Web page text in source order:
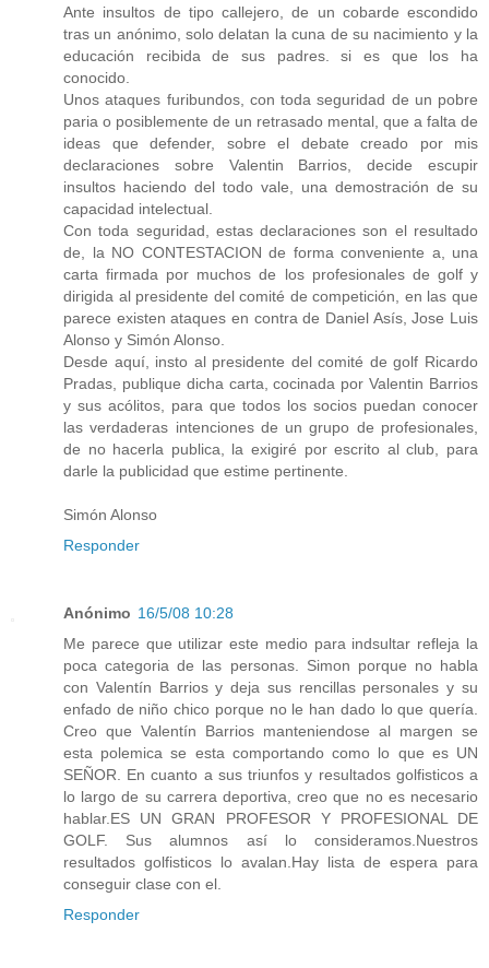
Ante insultos de tipo callejero, de un cobarde escondido
tras un anónimo, solo delatan la cuna de su nacimiento y la
educación recibida de sus padres. si es que los ha
conocido.
Unos ataques furibundos, con toda seguridad de un pobre
paria o posiblemente de un retrasado mental, que a falta de
ideas que defender, sobre el debate creado por mis
declaraciones sobre Valentin Barrios, decide escupir
insultos haciendo del todo vale, una demostración de su
capacidad intelectual.
Con toda seguridad, estas declaraciones son el resultado
de, la NO CONTESTACION de forma conveniente a, una
carta firmada por muchos de los profesionales de golf y
dirigida al presidente del comité de competición, en las que
parece existen ataques en contra de Daniel Asís, Jose Luis
Alonso y Simón Alonso.
Desde aquí, insto al presidente del comité de golf Ricardo
Pradas, publique dicha carta, cocinada por Valentin Barrios
y sus acólitos, para que todos los socios puedan conocer
las verdaderas intenciones de un grupo de profesionales,
de no hacerla publica, la exigiré por escrito al club, para
darle la publicidad que estime pertinente.
Simón Alonso
Responder
Anónimo 16/5/08 10:28
Me parece que utilizar este medio para indsultar refleja la
poca categoria de las personas. Simon porque no habla
con Valentín Barrios y deja sus rencillas personales y su
enfado de niño chico porque no le han dado lo que quería.
Creo que Valentín Barrios manteniendose al margen se
esta polemica se esta comportando como lo que es UN
SEÑOR. En cuanto a sus triunfos y resultados golfisticos a
lo largo de su carrera deportiva, creo que no es necesario
hablar.ES UN GRAN PROFESOR Y PROFESIONAL DE
GOLF. Sus alumnos así lo consideramos.Nuestros
resultados golfisticos lo avalan.Hay lista de espera para
conseguir clase con el.
Responder